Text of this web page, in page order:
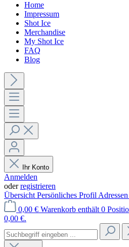
Home
Impressum
Shot Ice
Merchandise
My Shot Ice
FAQ
Blog
Ihr Konto
Anmelden
oderregistrieren
Übersicht Persönliches Profil Adressen
0,00 € Warenkorb enthält 0
0,00 €.